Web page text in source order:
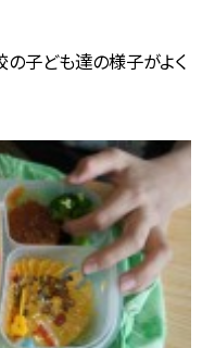
の子ども達の様子がよく